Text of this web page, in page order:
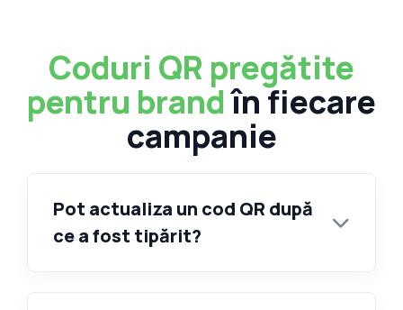
Coduri QR pregătite
pentru brandîn fiecare
campanie
Pot actualiza un cod QR după
ce a fost tipărit?